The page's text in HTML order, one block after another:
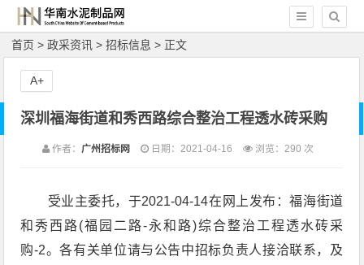
首页 >政采资讯 >招标信息 > 正文
深圳福海街道和秀西路综合整治工程透水砖采购
作者： 广州招标网 日期：2021-04-16 浏览： 290 次
受业主委托，于2021-04-14在网上发布：福海街道
和秀西路(福园二路-永和路)综合整治工程透水砖采
购-2。各有关单位请与公告中招标负责人接洽联系，及
A+